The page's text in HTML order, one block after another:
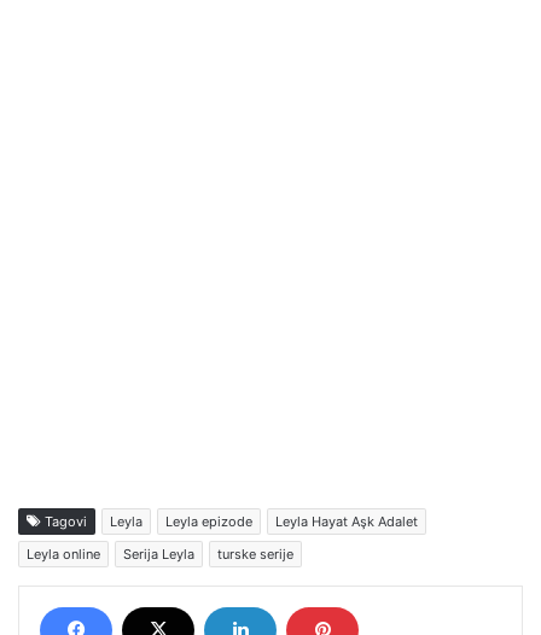
Tagovi Leyla Leyla epizode
Leyla Hayat Aşk Adalet
Leyla online
Serija Leyla turske serije